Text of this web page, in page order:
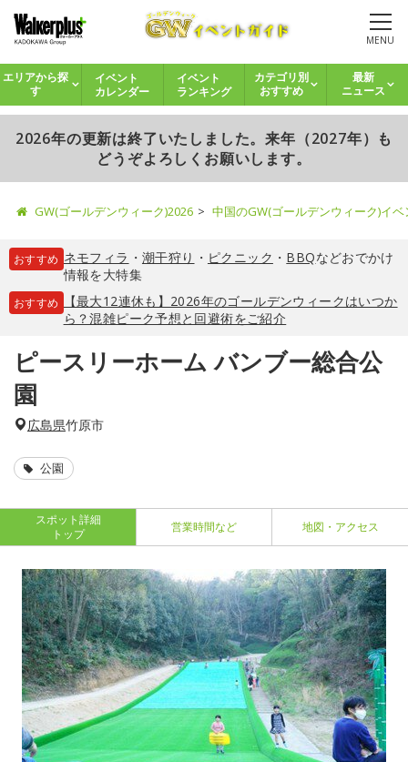
MENU
エリアから探
す
イベント
カレンダー
イベント
ランキング
カテゴリ別
おすすめ
最新
ニュース
2026年の更新は終了いたしました。来年（2027年）も
どうぞよろしくお願いします。
GW(ゴールデンウィーク)2026 中国のGW(ゴールデンウィーク)イ
おすすめ ネモフィラ ・ 潮干狩り ・ ピクニック ・ BBQなどおでかけ
情報を大特集
おすすめ
【最大12連休も】2026年のゴールデンウィークはいつか
ら？混雑ピーク予想と回避術をご紹介
ピースリーホーム バンブー総合公
園
広島県竹原市
公園
スポット詳細
トップ
営業時間など 地図・アクセス